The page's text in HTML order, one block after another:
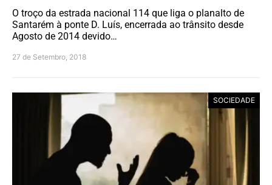
O troço da estrada nacional 114 que liga o planalto de
Santarém à ponte D. Luís, encerrada ao trânsito desde
Agosto de 2014 devido…
27 de Setembro, 2018
SOCIEDADE